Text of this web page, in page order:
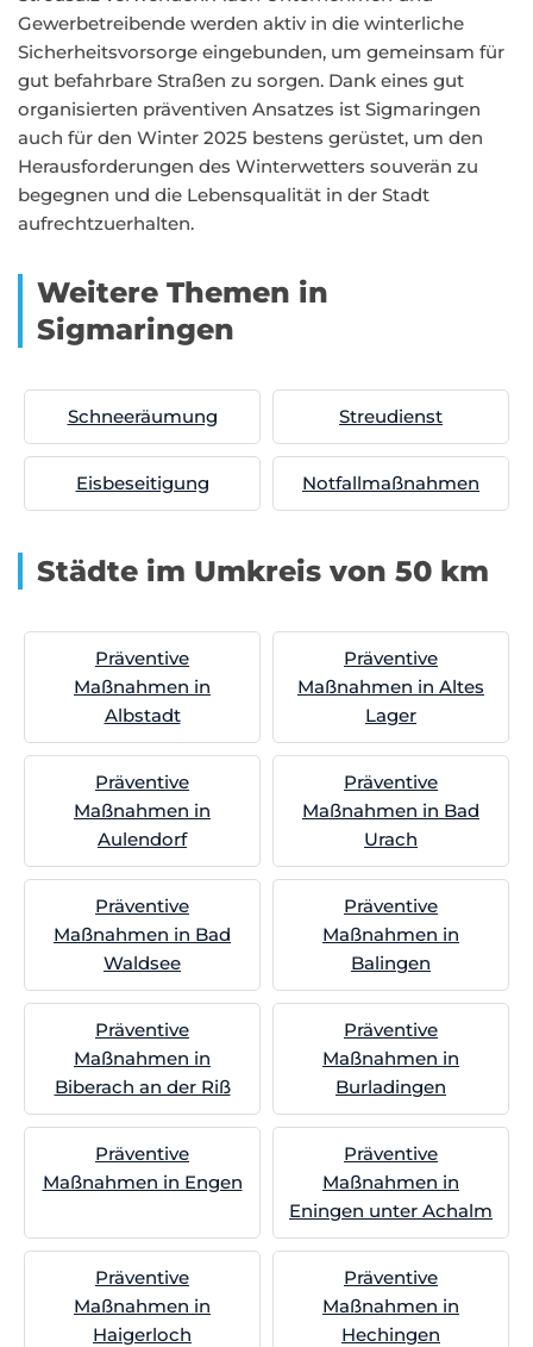
Gewerbetreibende werden aktiv in die winterliche
Sicherheitsvorsorge eingebunden, um gemeinsam für
gut befahrbare Straßen zu sorgen. Dank eines gut
organisierten präventiven Ansatzes ist Sigmaringen
auch für den Winter 2025 bestens gerüstet, um den
Herausforderungen des Winterwetters souverän zu
begegnen und die Lebensqualität in der Stadt
aufrechtzuerhalten.
Weitere Themen in
Sigmaringen
Schneeräumung Streudienst
Eisbeseitigung Notfallmaßnahmen
Städte im Umkreis von 50 km
Präventive
Maßnahmen in
Albstadt
Präventive
Maßnahmen in Altes
Lager
Präventive
Maßnahmen in
Aulendorf
Präventive
Maßnahmen in Bad
Urach
Präventive
Maßnahmen in Bad
Waldsee
Präventive
Maßnahmen in
Balingen
Präventive
Maßnahmen in
Biberach an der Riß
Präventive
Maßnahmen in
Burladingen
Präventive
Maßnahmen in Engen
Präventive
Maßnahmen in
Eningen unter Achalm
Präventive
Maßnahmen in
Haigerloch
Präventive
Maßnahmen in
Hechingen